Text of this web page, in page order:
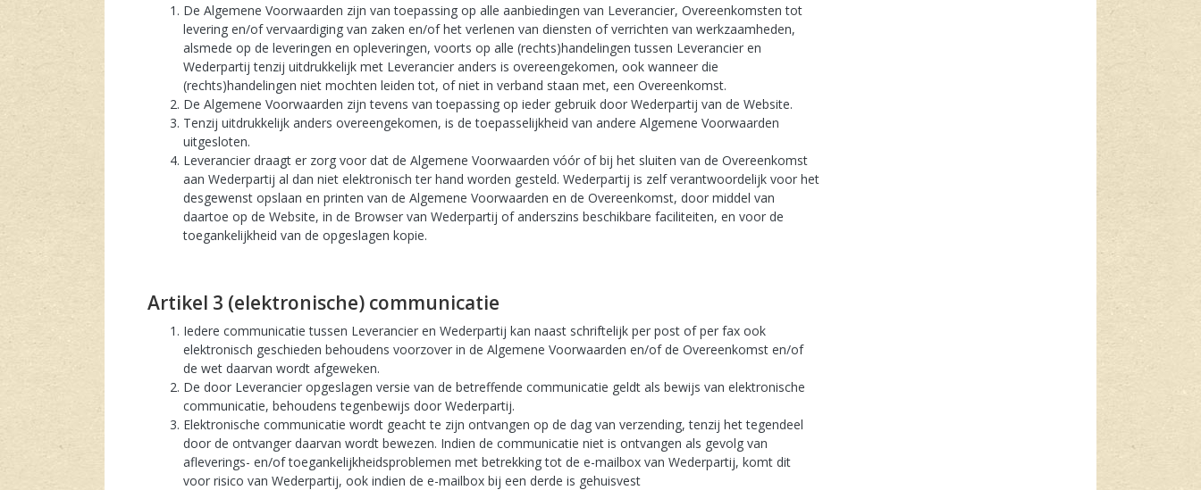
De Algemene Voorwaarden zijn van toepassing op alle aanbiedingen van Leverancier, Overeenkomsten tot
levering en/of vervaardiging van zaken en/of het verlenen van diensten of verrichten van werkzaamheden,
alsmede op de leveringen en opleveringen, voorts op alle (rechts)handelingen tussen Leverancier en
Wederpartij tenzij uitdrukkelijk met Leverancier anders is overeengekomen, ook wanneer die
(rechts)handelingen niet mochten leiden tot, of niet in verband staan met, een Overeenkomst.
De Algemene Voorwaarden zijn tevens van toepassing op ieder gebruik door Wederpartij van de Website.
Tenzij uitdrukkelijk anders overeengekomen, is de toepasselijkheid van andere Algemene Voorwaarden
uitgesloten.
Leverancier draagt er zorg voor dat de Algemene Voorwaarden vóór of bij het sluiten van de Overeenkomst
aan Wederpartij al dan niet elektronisch ter hand worden gesteld. Wederpartij is zelf verantwoordelijk voor het
desgewenst opslaan en printen van de Algemene Voorwaarden en de Overeenkomst, door middel van
daartoe op de Website, in de Browser van Wederpartij of anderszins beschikbare faciliteiten, en voor de
toegankelijkheid van de opgeslagen kopie.
artikel 3 (elektronische) communicatie
Iedere communicatie tussen Leverancier en Wederpartij kan naast schriftelijk per post of per fax ook
elektronisch geschieden behoudens voorzover in de Algemene Voorwaarden en/of de Overeenkomst en/of
de wet daarvan wordt afgeweken.
De door Leverancier opgeslagen versie van de betreffende communicatie geldt als bewijs van elektronische
communicatie, behoudens tegenbewijs door Wederpartij.
Elektronische communicatie wordt geacht te zijn ontvangen op de dag van verzending, tenzij het tegendeel
door de ontvanger daarvan wordt bewezen. Indien de communicatie niet is ontvangen als gevolg van
afleverings- en/of toegankelijkheidsproblemen met betrekking tot de e-mailbox van Wederpartij, komt dit
voor risico van Wederpartij, ook indien de e-mailbox bij een derde is gehuisvest